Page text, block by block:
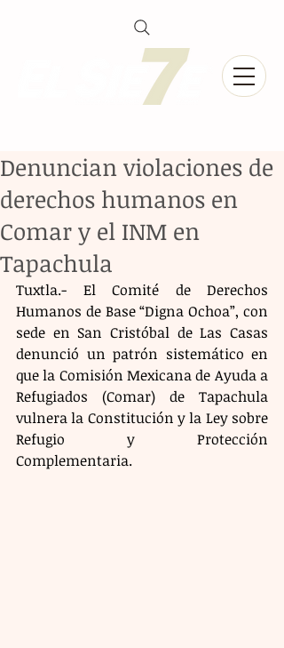
Denuncian violaciones de
derechos humanos en
Comar y el INM en
Tapachula
Tuxtla.- El Comité de Derechos
Humanos de Base “Digna Ochoa”, con
sede en San Cristóbal de Las Casas
denunció un patrón sistemático en
que la Comisión Mexicana de Ayuda a
Refugiados (Comar) de Tapachula
vulnera la Constitución y la Ley sobre
Refugio y Protección
Complementaria.